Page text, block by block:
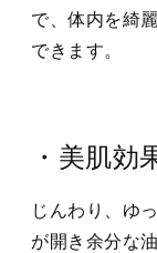
で、体内を綺
できます。
・美肌効
じんわり、ゆ
が開き余分な